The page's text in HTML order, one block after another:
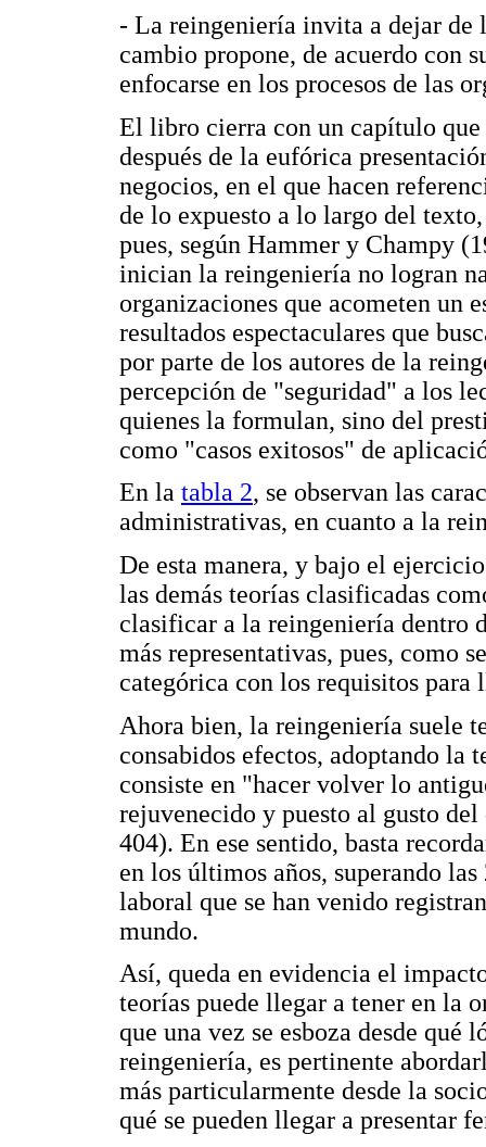
- La reingeniería invita a dejar de
cambio propone, de acuerdo con
enfocarse en los procesos de las
El libro cierra con un capítulo que
después de la eufórica
negocios, en el que hacen
de lo expuesto a lo largo del
pues, según Hammer y Champy
inician la reingeniería no logran
organizaciones que acometen un
resultados espectaculares que
por parte de los autores de la
percepción de "seguridad" a los
quienes la formulan, sino del
como "casos exitosos" de
En la tabla 2, se observan las
administrativas, en cuanto a la
De esta manera, y bajo el
las demás teorías clasificadas
clasificar a la reingeniería dentro
más representativas, pues, como
categórica con los requisitos
Ahora bien, la reingeniería suele
consabidos efectos, adoptando la
consiste en "hacer volver lo
rejuvenecido y puesto al gusto
404). En ese sentido, basta
en los últimos años, superando
laboral que se han venido
mundo.
Así, queda en evidencia el
teorías puede llegar a tener en la
que una vez se esboza desde
reingeniería, es pertinente
más particularmente desde la
qué se pueden llegar a presentar